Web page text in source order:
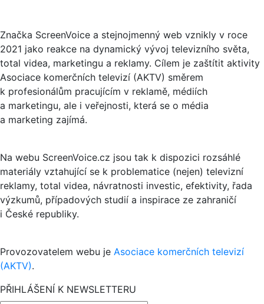
Značka ScreenVoice a stejnojmenný web vznikly v roce
2021 jako reakce na dynamický vývoj televizního světa,
total videa, marketingu a reklamy. Cílem je zaštítit aktivity
Asociace komerčních televizí (AKTV) směrem
k profesionálům pracujícím v reklamě, médiích
a marketingu, ale i veřejnosti, která se o média
a marketing zajímá.
Na webu ScreenVoice.cz jsou tak k dispozici rozsáhlé
materiály vztahující se k problematice (nejen) televizní
reklamy, total videa, návratnosti investic, efektivity, řada
výzkumů, případových studií a inspirace ze zahraničí
i České republiky.
Provozovatelem webu je Asociace komerčních televizí
(AKTV).
PŘIHLÁŠENÍ K NEWSLETTERU